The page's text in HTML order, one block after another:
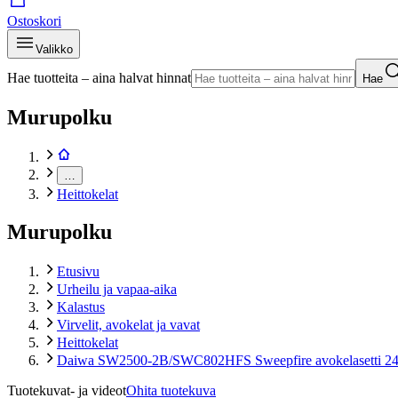
Ostoskori
Valikko
Hae tuotteita – aina halvat hinnat Hae
Murupolku
Heittokelat
Murupolku
Etusivu
Urheilu ja vapaa-aika
Kalastus
Virvelit, avokelat ja vavat
Heittokelat
Daiwa SW2500-2B/SWC802HFS Sweepfire avokelasetti
Tuotekuvat- ja videotOhita tuotekuva